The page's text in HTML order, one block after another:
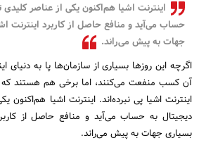
اینترنت اشیا هم‌اکنون یکی از عناصر
حساب می‌آید و منافع حاصل از کاربرد اینترنت
جهات به پیش می‌راند.
اگرچه این روزها بسیاری از سازمان‌ها پا به دنیای
آن کسب منفعت می‌کنند، اما برخی هم هستند که
اینترنت اشیا پی نبرده‌اند. اینترنت اشیا هم‌اکنون
دیجیتال به حساب می‌آید و منافع حاصل از کاربرد
بسیاری جهات به پیش می‌راند.